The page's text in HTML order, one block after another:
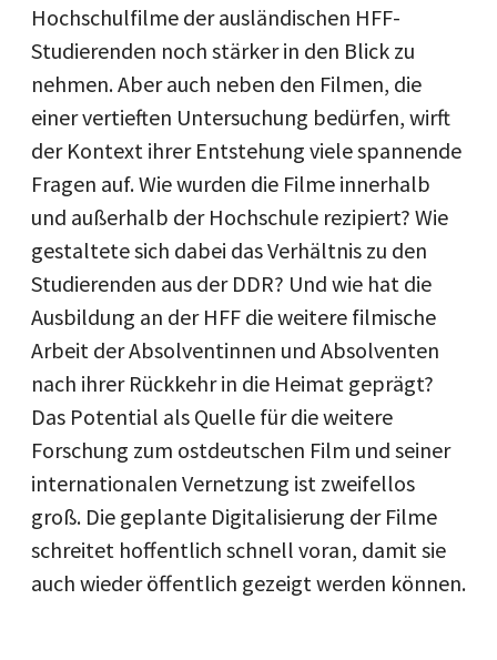
Hochschulfilme der ausländischen HFF-
Studierenden noch stärker in den Blick zu
nehmen. Aber auch neben den Filmen, die
einer vertieften Untersuchung bedürfen, wirft
der Kontext ihrer Entstehung viele spannende
Fragen auf. Wie wurden die Filme innerhalb
und außerhalb der Hochschule rezipiert? Wie
gestaltete sich dabei das Verhältnis zu den
Studierenden aus der DDR? Und wie hat die
Ausbildung an der HFF die weitere filmische
Arbeit der Absolventinnen und Absolventen
nach ihrer Rückkehr in die Heimat geprägt?
Das Potential als Quelle für die weitere
Forschung zum ostdeutschen Film und seiner
internationalen Vernetzung ist zweifellos
groß. Die geplante Digitalisierung der Filme
schreitet hoffentlich schnell voran, damit sie
auch wieder öffentlich gezeigt werden können.